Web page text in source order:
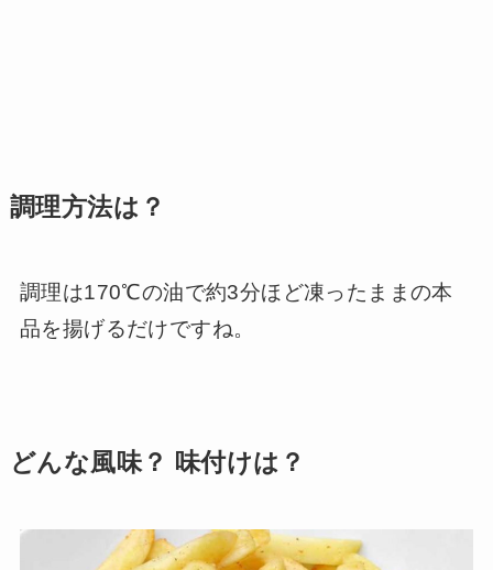
調理方法は？
調理は170℃の油で約3分ほど凍ったままの本
品を揚げるだけですね。
どんな風味？ 味付けは？